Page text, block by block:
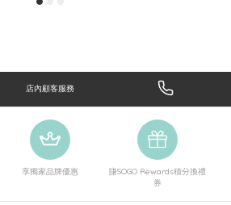
店內顧客服務
享獨家品牌優惠
賺SOGO Rewards積分換禮
券